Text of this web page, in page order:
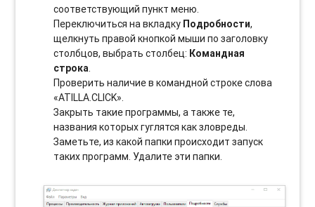
соотвeтствующий пункт меню.
Переключиться на вкладку Подробности,
щелкнуть правой кнопкой мыши по заголовку
столбцов, выбрать столбец: Командная
строка.
Проверить наличие в командной строке слова
«ATILLA.CLICK».
Закрыть такие программы, а также те,
названия которых гуглятся как зловреды.
Заметьте, из какой папки происходит запуск
таких программ. Удалите эти папки.